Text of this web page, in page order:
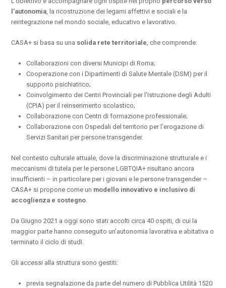
l’autonomia, la ricostruzione dei legami affettivi e sociali e la
reintegrazione nel mondo sociale, educativo e lavorativo.
CASA+ si basa su una solida rete territoriale, che comprende:
Collaborazioni con diversi Municipi di Roma;
Cooperazione con i Dipartimenti di Salute Mentale (DSM) per il
supporto psichiatrico;
Coinvolgimento dei Centri Provinciali per l’Istruzione degli Adulti
(CPIA) per il reinserimento scolastico;
Collaborazione con Centri di formazione professionale;
Collaborazione con Ospedali del territorio per l’erogazione di
Servizi Sanitari per persone transgender.
Nel contesto culturale attuale, dove la discriminazione strutturale e i
meccanismi di tutela per le persone LGBTQIA+ risultano ancora
insufficienti – in particolare per i giovani e le persone transgender –
CASA+ si propone come un modello innovativo e inclusivo di
accoglienza e sostegno.
Da Giugno 2021 a oggi sono stati accolti circa 40 ospiti, di cui la
maggior parte hanno conseguito un’autonomia lavorativa e abitativa o
terminato il ciclo di studi.
Gli accessi alla struttura sono gestiti:
previa segnalazione da parte del numero di Pubblica Utilità 1520